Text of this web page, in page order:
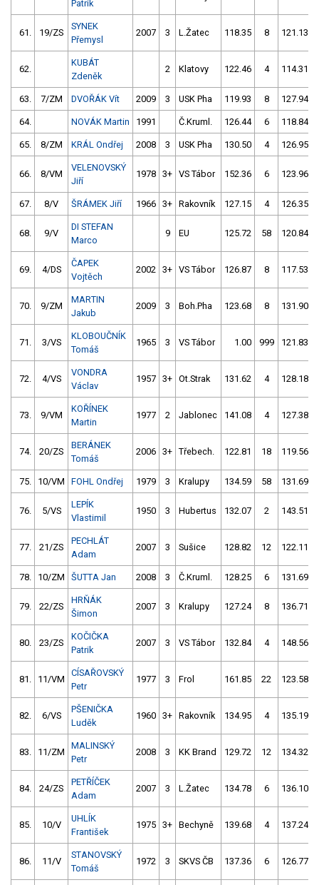
Patrik
61. 19/ZS
SYNEK
Přemysl
2007 3 L.Žatec 118.35 8 121.13
62.
KUBÁT
Zdeněk
2 Klatovy 122.46 4 114.31
63. 7/ZM DVOŘÁK Vít 2009 3 USK Pha 119.93 8 127.94
64. NOVÁK Martin 1991 Č.Kruml. 126.44 6 118.84
65. 8/ZM KRÁL Ondřej 2008 3 USK Pha 130.50 4 126.95
66. 8/VM
VELENOVSKÝ
Jiří
1978 3+ VS Tábor 152.36 6 123.96
67. 8/V ŠRÁMEK Jiří 1966 3+ Rakovník 127.15 4 126.35
68. 9/V
DI STEFAN
Marco
9 EU 125.72 58 120.84
69. 4/DS
ČAPEK
Vojtěch
2002 3+ VS Tábor 126.87 8 117.53
70. 9/ZM
MARTIN
Jakub
2009 3 Boh.Pha 123.68 8 131.90
71. 3/VS
KLOBOUČNÍK
Tomáš
1965 3 VS Tábor 1.00 999 121.83
72. 4/VS
VONDRA
Václav
1957 3+ Ot.Strak 131.62 4 128.18
73. 9/VM
KOŘÍNEK
Martin
1977 2 Jablonec 141.08 4 127.38
74. 20/ZS
BERÁNEK
Tomáš
2006 3+ Třebech. 122.81 18 119.56
75. 10/VM FOHL Ondřej 1979 3 Kralupy 134.59 58 131.69
76. 5/VS
LEPÍK
Vlastimil
1950 3 Hubertus 132.07 2 143.51
77. 21/ZS
PECHLÁT
Adam
2007 3 Sušice 128.82 12 122.11
78. 10/ZM ŠUTTA Jan 2008 3 Č.Kruml. 128.25 6 131.69
79. 22/ZS
HRŇÁK
Šimon
2007 3 Kralupy 127.24 8 136.71
80. 23/ZS
KOČIČKA
Patrik
2007 3 VS Tábor 132.84 4 148.56
81. 11/VM
CÍSAŘOVSKÝ
Petr
1977 3 Frol 161.85 22 123.58
82. 6/VS
PŠENIČKA
Luděk
1960 3+ Rakovník 134.95 4 135.19
83. 11/ZM
MALINSKÝ
Petr
2008 3 KK Brand 129.72 12 134.32
84. 24/ZS
PETŘÍČEK
Adam
2007 3 L.Žatec 134.78 6 136.10
85. 10/V
UHLÍK
František
1975 3+ Bechyně 139.68 4 137.24
86. 11/V
STANOVSKÝ
Tomáš
1972 3 SKVS ČB 137.36 6 126.77